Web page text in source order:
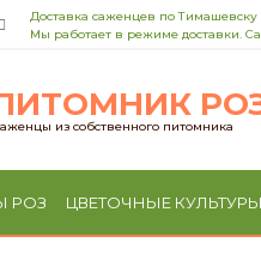
Доставка саженцев по
Мы работает в режиме доставки.
из собственного питомника
РОЗ ЦВЕТОЧНЫЕ КУЛЬТУРЫ